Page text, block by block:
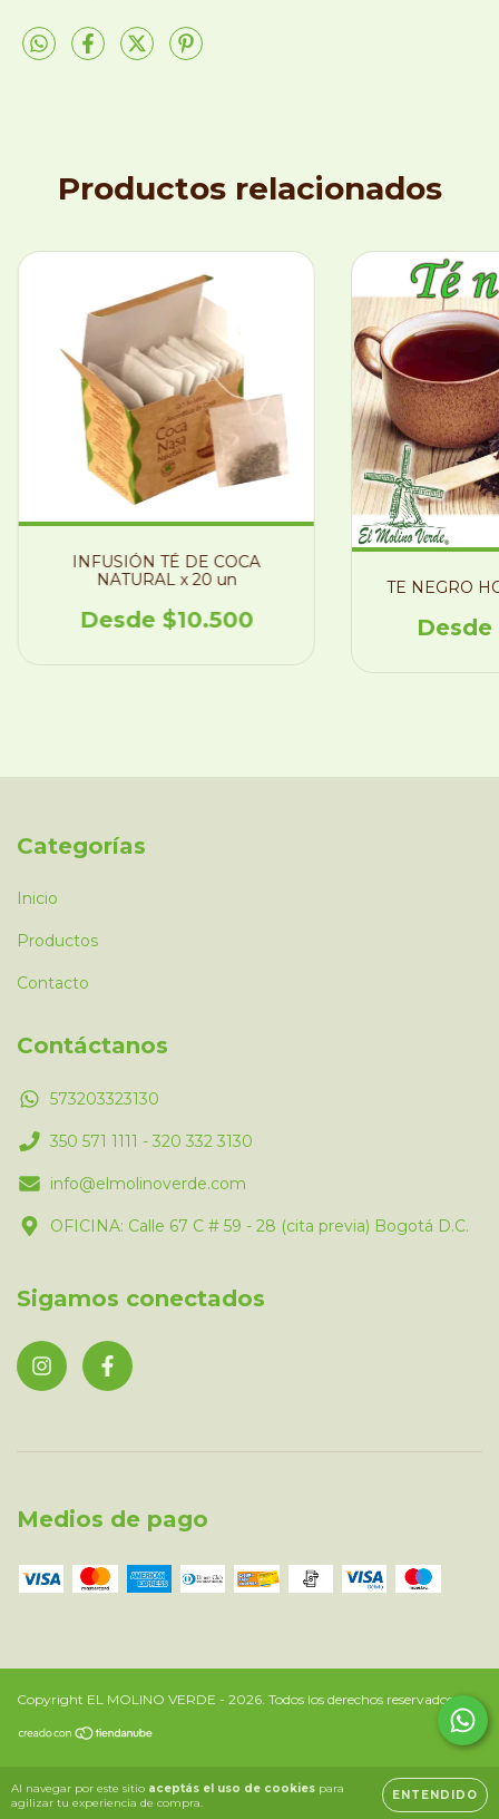
Al navegar por este sitio aceptás el uso de cookies para
agilizar tu experiencia de compra.
ENTENDIDO
Productos relacionados
INFUSIÓN TÉ DE COCA
NATURAL x 20 un
$10.500
TE NEGRO
Categorías
Inicio
Productos
Contacto
Contáctanos
573203323130
350 571 1111 - 320 332 3130
info@elmolinoverde.com
OFICINA: Calle 67 C # 59 - 28 (cita previa) Bogotá D.C.
Sigamos conectados
Medios de pago
Copyright EL MOLINO VERDE - 2026. Todos los derechos reservados.